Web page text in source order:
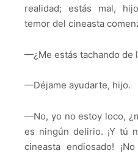
realidad; estás mal,
temor del cineasta
—¿Me estás tachando de
—Déjame ayudarte, hijo.
—No, yo no estoy loco,
es ningún delirio. ¡Y tú
cineasta endiosado!